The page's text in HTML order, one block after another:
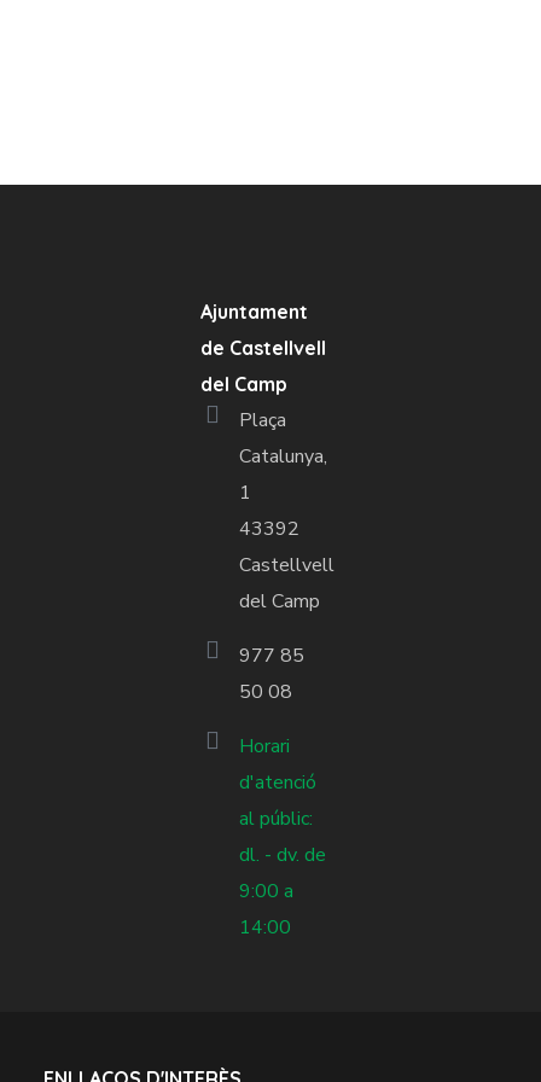
Ajuntament
de Castellvell
del Camp
Plaça
Catalunya,
1
43392
Castellvell
del Camp
977 85
50 08
Horari
d'atenció
al públic:
dl. - dv. de
9:00 a
14:00